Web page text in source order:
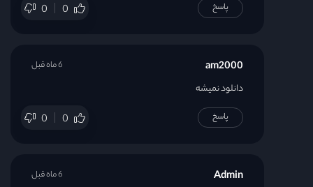
0 0 پاسخ
am2000
دانلود نمیشه
0 0
6 ماه قبل
پاسخ
Admin 6 ماه قبل